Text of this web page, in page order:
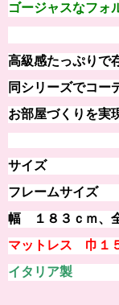
ゴージャスなフォ
高級感たっぷりで
同シリーズでコー
お部屋づくりを実
サイズ
フレームサイズ
幅 １８３ｃｍ、
マットレス 巾１
イタリア製